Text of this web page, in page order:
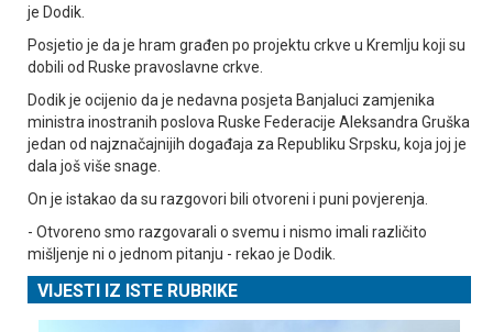
je Dodik.
Posjetio je da je hram građen po projektu crkve u Kremlju koji su
dobili od Ruske pravoslavne crkve.
Dodik je ocijenio da je nedavna posjeta Banjaluci zamjenika
ministra inostranih poslova Ruske Federacije Aleksandra Gruška
jedan od najznačajnijih događaja za Republiku Srpsku, koja joj je
dala još više snage.
On je istakao da su razgovori bili otvoreni i puni povjerenja.
- Otvoreno smo razgovarali o svemu i nismo imali različito
mišljenje ni o jednom pitanju - rekao je Dodik.
VIJESTI IZ ISTE RUBRIKE